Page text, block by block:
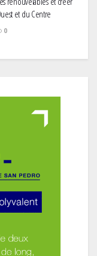
et du Centre
0